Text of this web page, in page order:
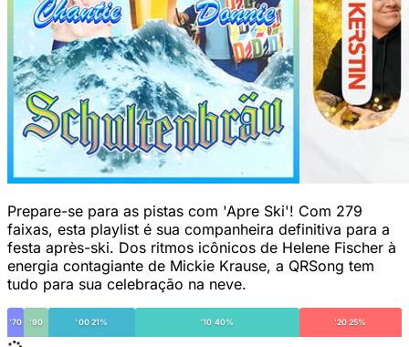
Prepare-se para as pistas com 'Apre Ski'! Com 279
faixas, esta playlist é sua companheira definitiva para a
festa après-ski. Dos ritmos icônicos de Helene Fischer à
energia contagiante de Mickie Krause, a QRSong tem
tudo para sua celebração na neve.
'70 '90 '00 21% '10 40% '20 25%